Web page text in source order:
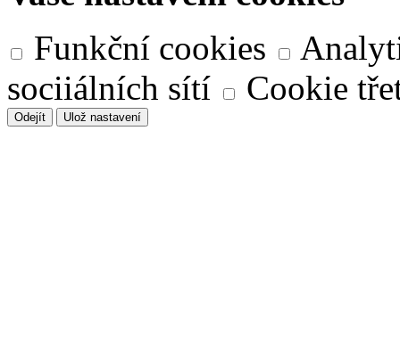
Funkční cookies
sociiálních sítí
Cookie
Odejít